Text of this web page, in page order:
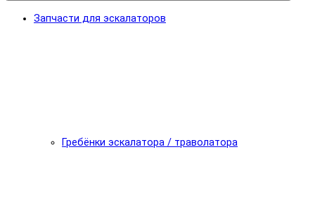
Запчасти для эскалаторов
Гребёнки эскалатора / траволатора